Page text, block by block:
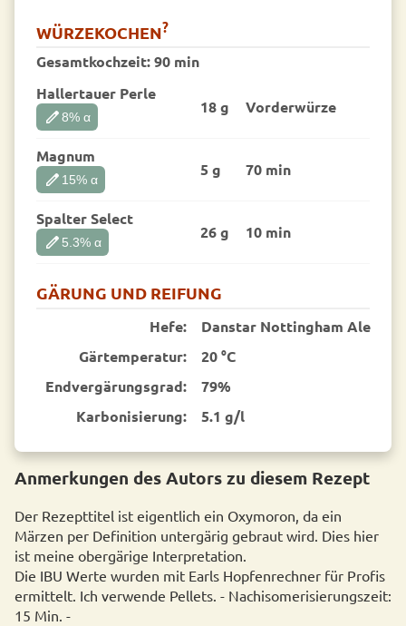
WÜRZEKOCHEN?
Gesamtkochzeit:90 min
Hallertauer Perle
edit8% α
18 g Vorder­würze
Magnum
edit 15% α
5 g 70 min
Spalter Select
edit 5.3% α
26 g 10 min
GÄRUNG UND REIFUNG
Hefe:
Danstar Nottingham Ale
Gärtemperatur:
20 °C
End­vergärungsgrad:
79%
Karbonisierung:
5.1 g/l
Anmerkungen des Autors zu diesem Rezept
Der Rezepttitel ist eigentlich ein Oxymoron, da ein
Märzen per Definition untergärig gebraut wird. Dies hier
ist meine obergärige Interpretation.
Die IBU Werte wurden mit Earls Hopfenrechner für Profis
ermittelt. Ich verwende Pellets. - Nachisomerisierungszeit:
15 Min. -